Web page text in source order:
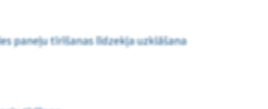
paneļu tīrīšanas līdzekļa uzklāšana